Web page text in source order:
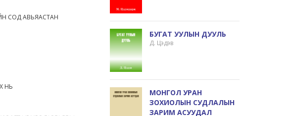
СОД АВЬЯАСТАН
НЬ
БУГАТ УУЛЫН ДУУЛЬ
Д. Цэдэв
МОНГОЛ УРАН
ЗОХИОЛЫН СУДЛАЛЫН
ЗАРИМ АСУУДАЛ